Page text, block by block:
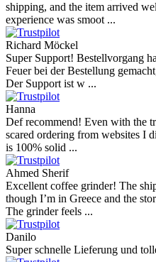
shipping, and the item arrived
experience was smoot ...
Richard Möckel
Super Support! Bestellvorgang
Feuer bei der Bestellung
Der Support ist w ...
Hanna
Def recommend! Even with the
scared ordering from websites I
is 100% solid ...
Ahmed Sherif
Excellent coffee grinder! The
though I’m in Greece and the
The grinder feels ...
Danilo
Super schnelle Lieferung und